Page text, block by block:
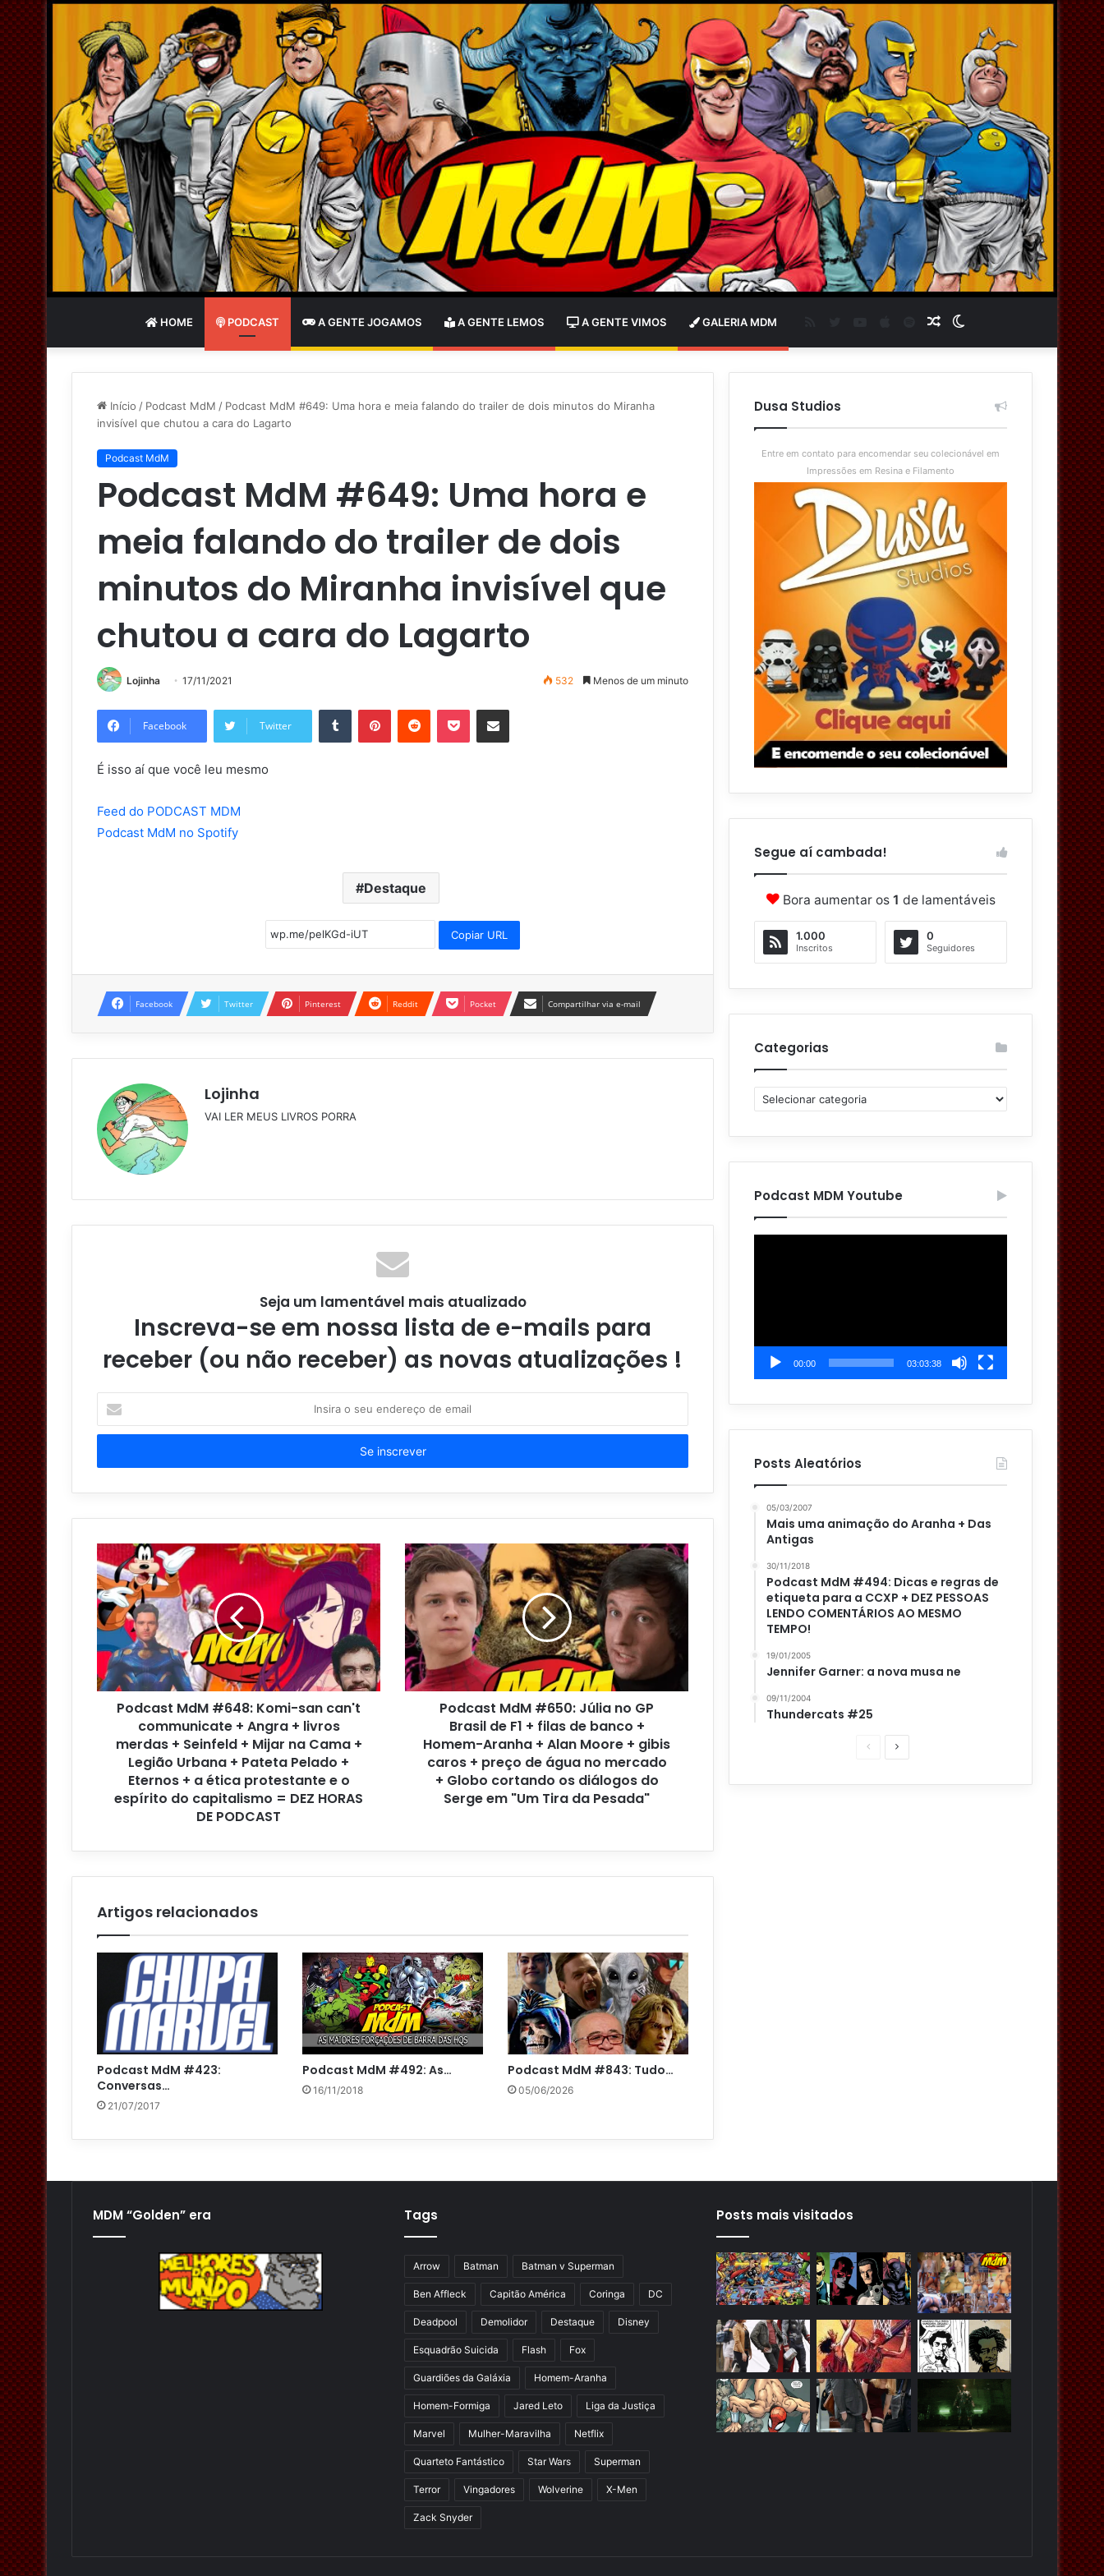
HOME PODCAST A GENTE JOGAMOS A GENTE LEMOS A GENTE VIMOS GALERIA MDM Switch
skin
Artigo
aleatório
Spotify
Início / Podcast MdM / Podcast MdM #649: Uma hora e meia falando do trailer de dois minutos do Miranha
invisível que chutou a cara do Lagarto
Podcast MdM
Podcast MdM #649: Uma hora e
meia falando do trailer de dois
minutos do Miranha invisível que
chutou a cara do Lagarto
Lojinha 17/11/2021 532 Menos de um minuto
Facebook Twitter
Tumblr PinterestReddit Pocket Compartilhar via e-mail
É isso aí que você leu mesmo
Feed do PODCAST MDM
Podcast MdM no Spotify
Destaque
Copiar URL
Facebook Twitter Pinterest Reddit Pocket Compartilhar via e-mail
Lojinha
VAI LER MEUS LIVROS PORRA
Seja um lamentável mais atualizado
Inscreva-se em nossa lista de e-mails para
receber (ou não receber) as novas atualizações !
seu
de
Podcast MdM #648: Komi-san can't
communicate + Angra + livros
merdas + Seinfeld + Mijar na Cama +
Legião Urbana + Pateta Pelado +
Eternos + a ética protestante e o
espírito do capitalismo = DEZ HORAS
DE PODCAST
Podcast MdM #650: Júlia no GP
Brasil de F1 + filas de banco +
Homem-Aranha + Alan Moore + gibis
caros + preço de água no mercado
+ Globo cortando os diálogos do
Serge em "Um Tira da Pesada"
Artigos relacionados
Podcast MdM #423:
Conversas…
21/07/2017
Podcast MdM #492: As…
16/11/2018
Podcast MdM #843: Tudo…
05/06/2026
Dusa Studios
Entre em contato para encomendar seu colecionável em
Impressões em Resina e Filamento
Segue aí cambada!
Bora aumentar os 1 de lamentáveis
1.000
Inscritos
0
Seguidores
Categorias
Categorias
Podcast MDM Youtube
00:00 03:03:38
Posts Aleatórios
05/03/2007
Mais uma animação do Aranha + Das
Antigas
30/11/2018
Podcast MdM #494: Dicas e regras de
etiqueta para a CCXP + DEZ PESSOAS
LENDO COMENTÁRIOS AO MESMO
TEMPO!
19/01/2005
Jennifer Garner: a nova musa ne
09/11/2004
Thundercats #25
PáginaPróxima
MDM “Golden” era Tags
Arrow Batman Batman v Superman
Ben Affleck Capitão América Coringa DC
Deadpool Demolidor Destaque Disney
Esquadrão Suicida Flash Fox
Guardiões da Galáxia Homem-Aranha
Homem-Formiga Jared Leto Liga da Justiça
Marvel Mulher-Maravilha Netflix
Quarteto Fantástico Star Wars Superman
Terror Vingadores Wolverine X-Men
Zack Snyder
Posts mais visitados